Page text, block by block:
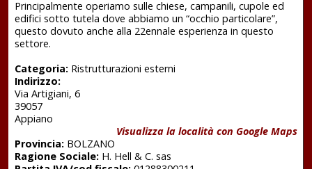
Principalmente operiamo sulle chiese, campanili, cupole ed
edifici sotto tutela dove abbiamo un “occhio particolare”,
questo dovuto anche alla 22ennale esperienza in questo
settore.
Categoria:Ristrutturazioni esterni
Indirizzo:
Via Artigiani, 6
39057
Appiano
Visualizza la località con Google Maps
Provincia:BOLZANO
Ragione Sociale:H. Hell & C. sas